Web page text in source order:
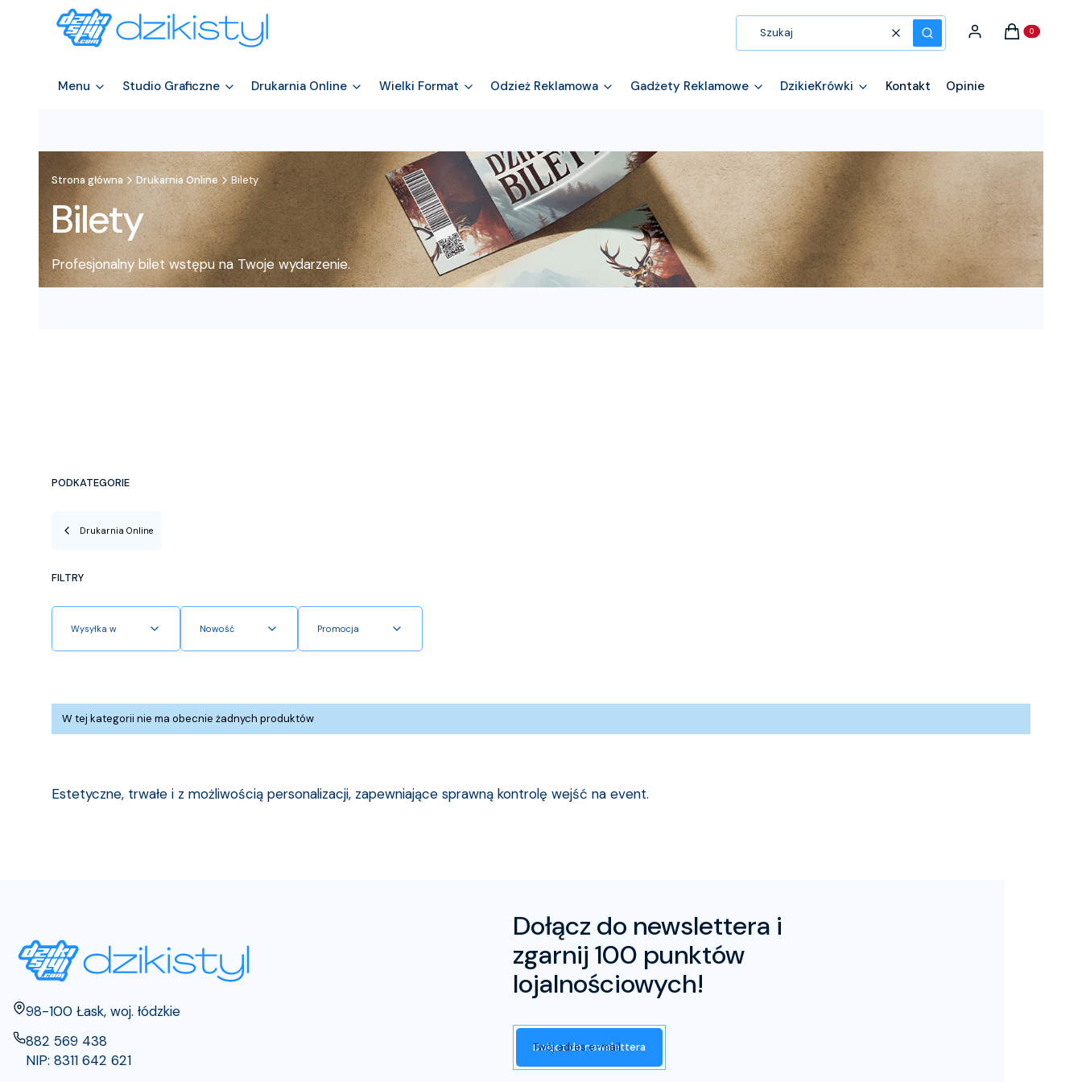
WyczyśćSzukaj
Zaloguj sięProdukty w
Koszyk
Menu Studio Graficzne Drukarnia Online Wielki Format Odzież Reklamowa Gadżety Reklamowe DzikieKrówki Kontakt Opinie
Strona główna Drukarnia Online Bilety
Bilety
Profesjonalny bilet wstępu na Twoje wydarzenie.
PODKATEGORIE
Drukarnia Online
FILTRY
Wysyłka w Nowość Promocja
Lista produktów
W tej kategorii nie ma obecnie żadnych produktów
Estetyczne, trwałe i z możliwością personalizacji, zapewniające sprawną kontrolę wejść na event.
Adres:
98-100 Łask, woj. łódzkie
882 569 438
NIP: 8311 642 621
Dołącz do newslettera i
zgarnij 100 punktów
lojalnościowych!
Twój adres e-mail
Dołącz do newslettera